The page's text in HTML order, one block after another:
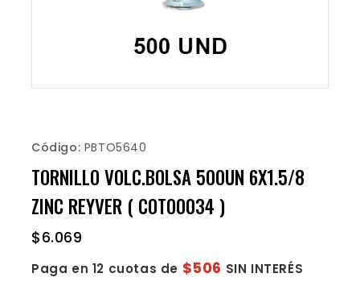
Código: PBTO5640
TORNILLO VOLC.BOLSA 500UN 6X1.5/8
ZINC REYVER ( COTO0034 )
$6.069
Paga en 12 cuotas de $506 SIN INTERÉS